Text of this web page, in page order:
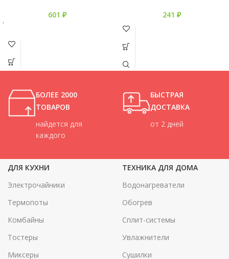
601 ₽
'
241 ₽
БОЛЕЕ 2000
ТОВАРОВ
найдется для
каждого
БЫСТРАЯ
ДОСТАВКА
от 2 дней
ДЛЯ КУХНИ
Электрочайники
Термопоты
Комбайны
Тостеры
Миксеры
ТЕХНИКА ДЛЯ ДОМА
Водонагреватели
Обогрев
Сплит-системы
Увлажнители
Сушилки